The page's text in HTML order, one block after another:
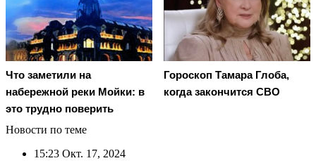
Что заметили на
набережной реки Мойки: в
это трудно поверить
Гороскоп Тамара Глоба,
когда закончится СВО
Новости по теме
15:23 Окт. 17, 2024